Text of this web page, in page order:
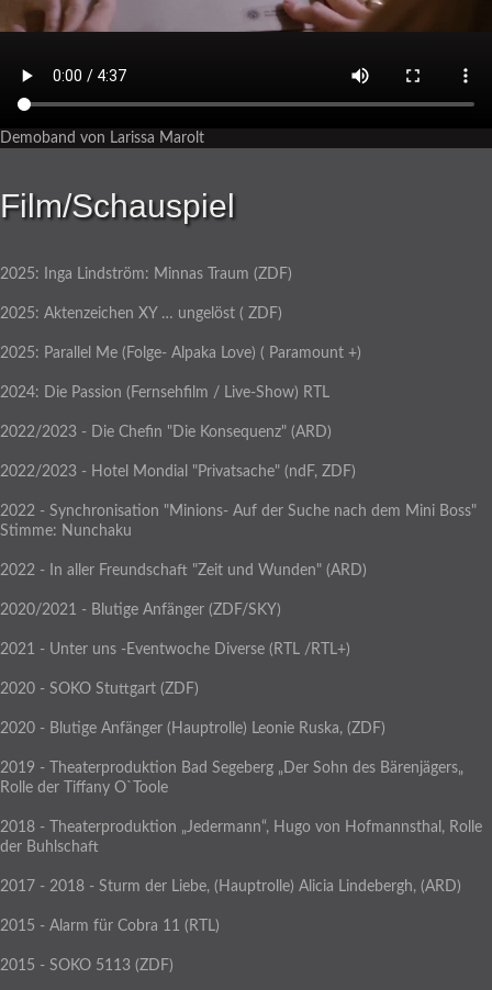
Demoband von Larissa Marolt
Film/Schauspiel
2025: Inga Lindström: Minnas Traum (ZDF)
2025: Aktenzeichen XY … ungelöst ( ZDF)
2025: Parallel Me (Folge- Alpaka Love) ( Paramount +)
2024: Die Passion (Fernsehfilm / Live-Show) RTL
2022/2023 - Die Chefin "Die Konsequenz" (ARD)
2022/2023 - Hotel Mondial "Privatsache" (ndF, ZDF)
2022 - Synchronisation "Minions- Auf der Suche nach dem Mini Boss"
Stimme: Nunchaku
2022 - In aller Freundschaft "Zeit und Wunden" (ARD)
2020/2021 - Blutige Anfänger (ZDF/SKY)
2021 - Unter uns -Eventwoche Diverse (RTL /RTL+)
2020 - SOKO Stuttgart (ZDF)
2020 - Blutige Anfänger (Hauptrolle) Leonie Ruska, (ZDF)
2019 - Theaterproduktion Bad Segeberg „Der Sohn des Bärenjägers„
Rolle der Tiffany O`Toole
2018 - Theaterproduktion „Jedermann“, Hugo von Hofmannsthal, Rolle
der Buhlschaft
2017 - 2018 - Sturm der Liebe, (Hauptrolle) Alicia Lindebergh, (ARD)
2015 - Alarm für Cobra 11 (RTL)
2015 - SOKO 5113 (ZDF)